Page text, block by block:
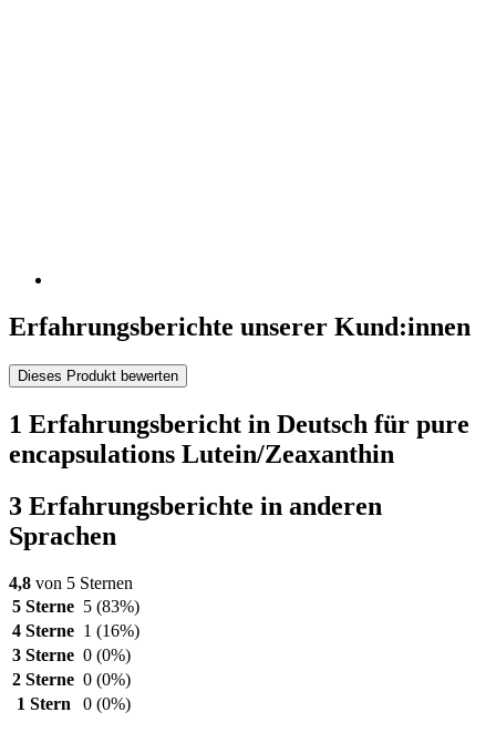
Erfahrungsberichte unserer Kund:innen
Dieses Produkt bewerten
1 Erfahrungsbericht in Deutsch für pure
encapsulations Lutein/Zeaxanthin
3 Erfahrungsberichte in anderen
Sprachen
4,8 von 5 Sternen
5 Sterne 5 (83%)
4 Sterne 1 (16%)
3 Sterne 0 (0%)
2 Sterne 0 (0%)
1 Stern
0 (0%)